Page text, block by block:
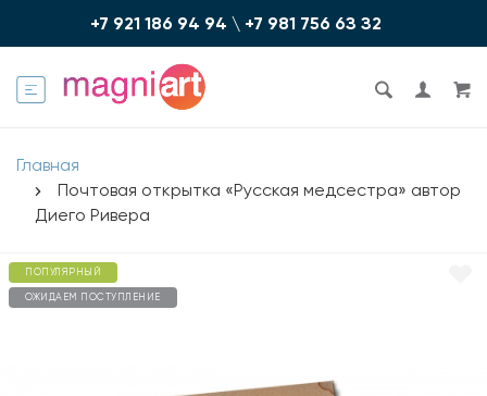
+7 921 186 94 94 \ +7 981 756 6З З2
Главная
Почтовая открытка «Русская медсестра» автор
Диего Ривера
ПОПУЛЯРНЫЙ
ОЖИДАЕМ ПОСТУПЛЕНИЕ